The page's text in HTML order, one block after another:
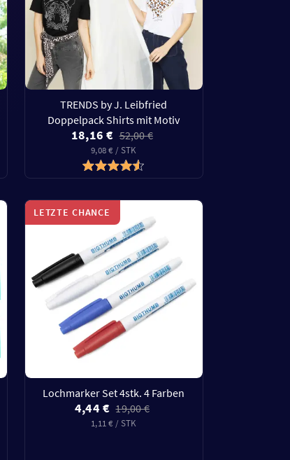
TRENDS by J. Leibfried
Doppelpack Shirts mit Motiv
18,16 € 52,00 €
9,08 € / STK
LETZTE CHANCE
Lochmarker Set 4stk. 4 Farben
4,44 € 19,00 €
1,11 € / STK